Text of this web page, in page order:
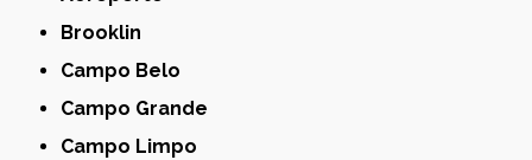
Brooklin
Campo Belo
Campo Grande
Campo Limpo